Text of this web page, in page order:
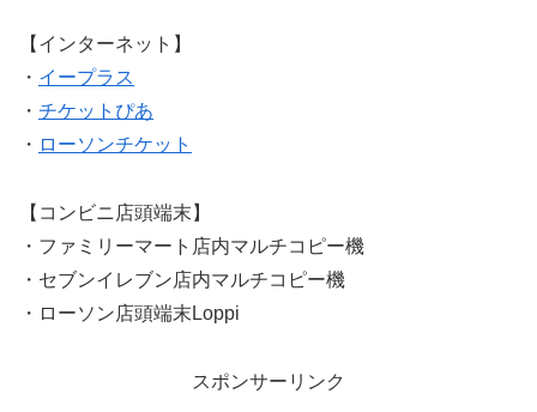
【インターネット】
・ イープラス
・ チケットぴあ
・ ローソンチケット
【コンビニ店頭端末】
・ファミリーマート店内マルチコピー機
・セブンイレブン店内マルチコピー機​
・ローソン店頭端末Loppi
スポンサーリンク